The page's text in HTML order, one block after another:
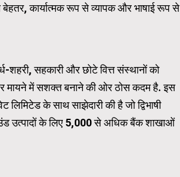
कार्यात्मक रूप से व्यापक और भाषाई रूप से
सहकारी और छोटे वित्त संस्थानों को
मायने में सशक्त बनाने की ओर ठोस कदम है. इस
के साथ साझेदारी की है जो द्विभाषी
उत्पादों के लिए 5,000 से अधिक बैंक शाखाओं